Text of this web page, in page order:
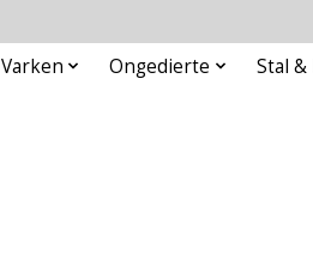
Varken Ongedierte
Stal &